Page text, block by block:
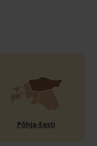
Põhja-Eesti